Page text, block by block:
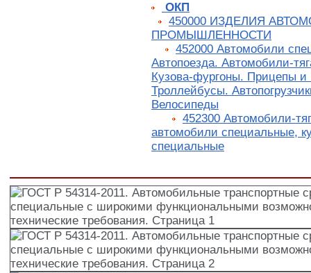
ОКП
450000 ИЗДЕЛИЯ
ПРОМЫШЛЕННОСТИ
452000 Автомобили
Автопоезда. Автомобили-
Кузова-фургоны. Прицепы и
Троллейбусы.
Велосипеды
452300 Автомобили-
автомобили специальные,
специальные